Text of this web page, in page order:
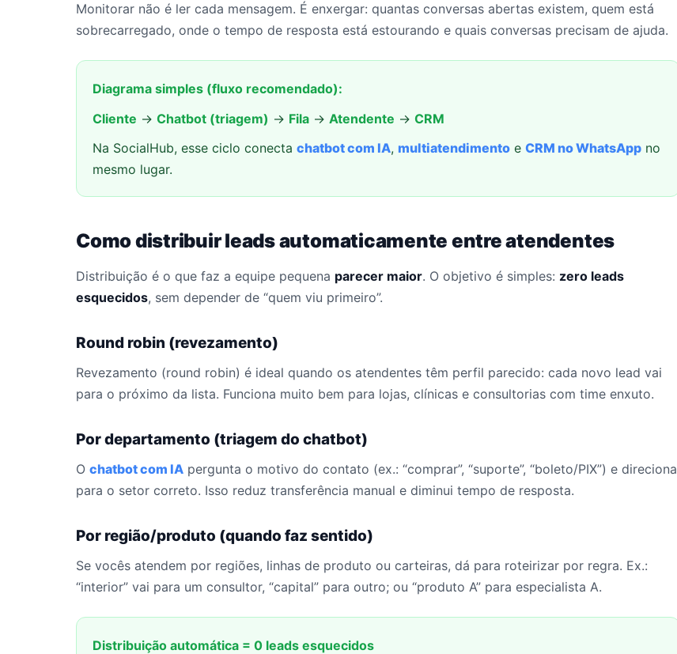
Monitorar não é ler cada mensagem. É enxergar: quantas conversas abertas existem, quem está
sobrecarregado, onde o tempo de resposta está estourando e quais conversas precisam de ajuda.
Diagrama simples (fluxo recomendado):
Cliente → Chatbot (triagem) → Fila → Atendente → CRM
Na SocialHub, esse ciclo conecta chatbot com IA, multiatendimento e CRM no WhatsApp no
mesmo lugar.
Como distribuir leads automaticamente entre atendentes
Distribuição é o que faz a equipe pequena parecer maior. O objetivo é simples: zero leads
esquecidos, sem depender de “quem viu primeiro”.
Round robin (revezamento)
Revezamento (round robin) é ideal quando os atendentes têm perfil parecido: cada novo lead vai
para o próximo da lista. Funciona muito bem para lojas, clínicas e consultorias com time enxuto.
Por departamento (triagem do chatbot)
O chatbot com IA pergunta o motivo do contato (ex.: “comprar”, “suporte”, “boleto/PIX”) e direciona
para o setor correto. Isso reduz transferência manual e diminui tempo de resposta.
Por região/produto (quando faz sentido)
Se vocês atendem por regiões, linhas de produto ou carteiras, dá para roteirizar por regra. Ex.:
“interior” vai para um consultor, “capital” para outro; ou “produto A” para especialista A.
Distribuição automática = 0 leads esquecidos